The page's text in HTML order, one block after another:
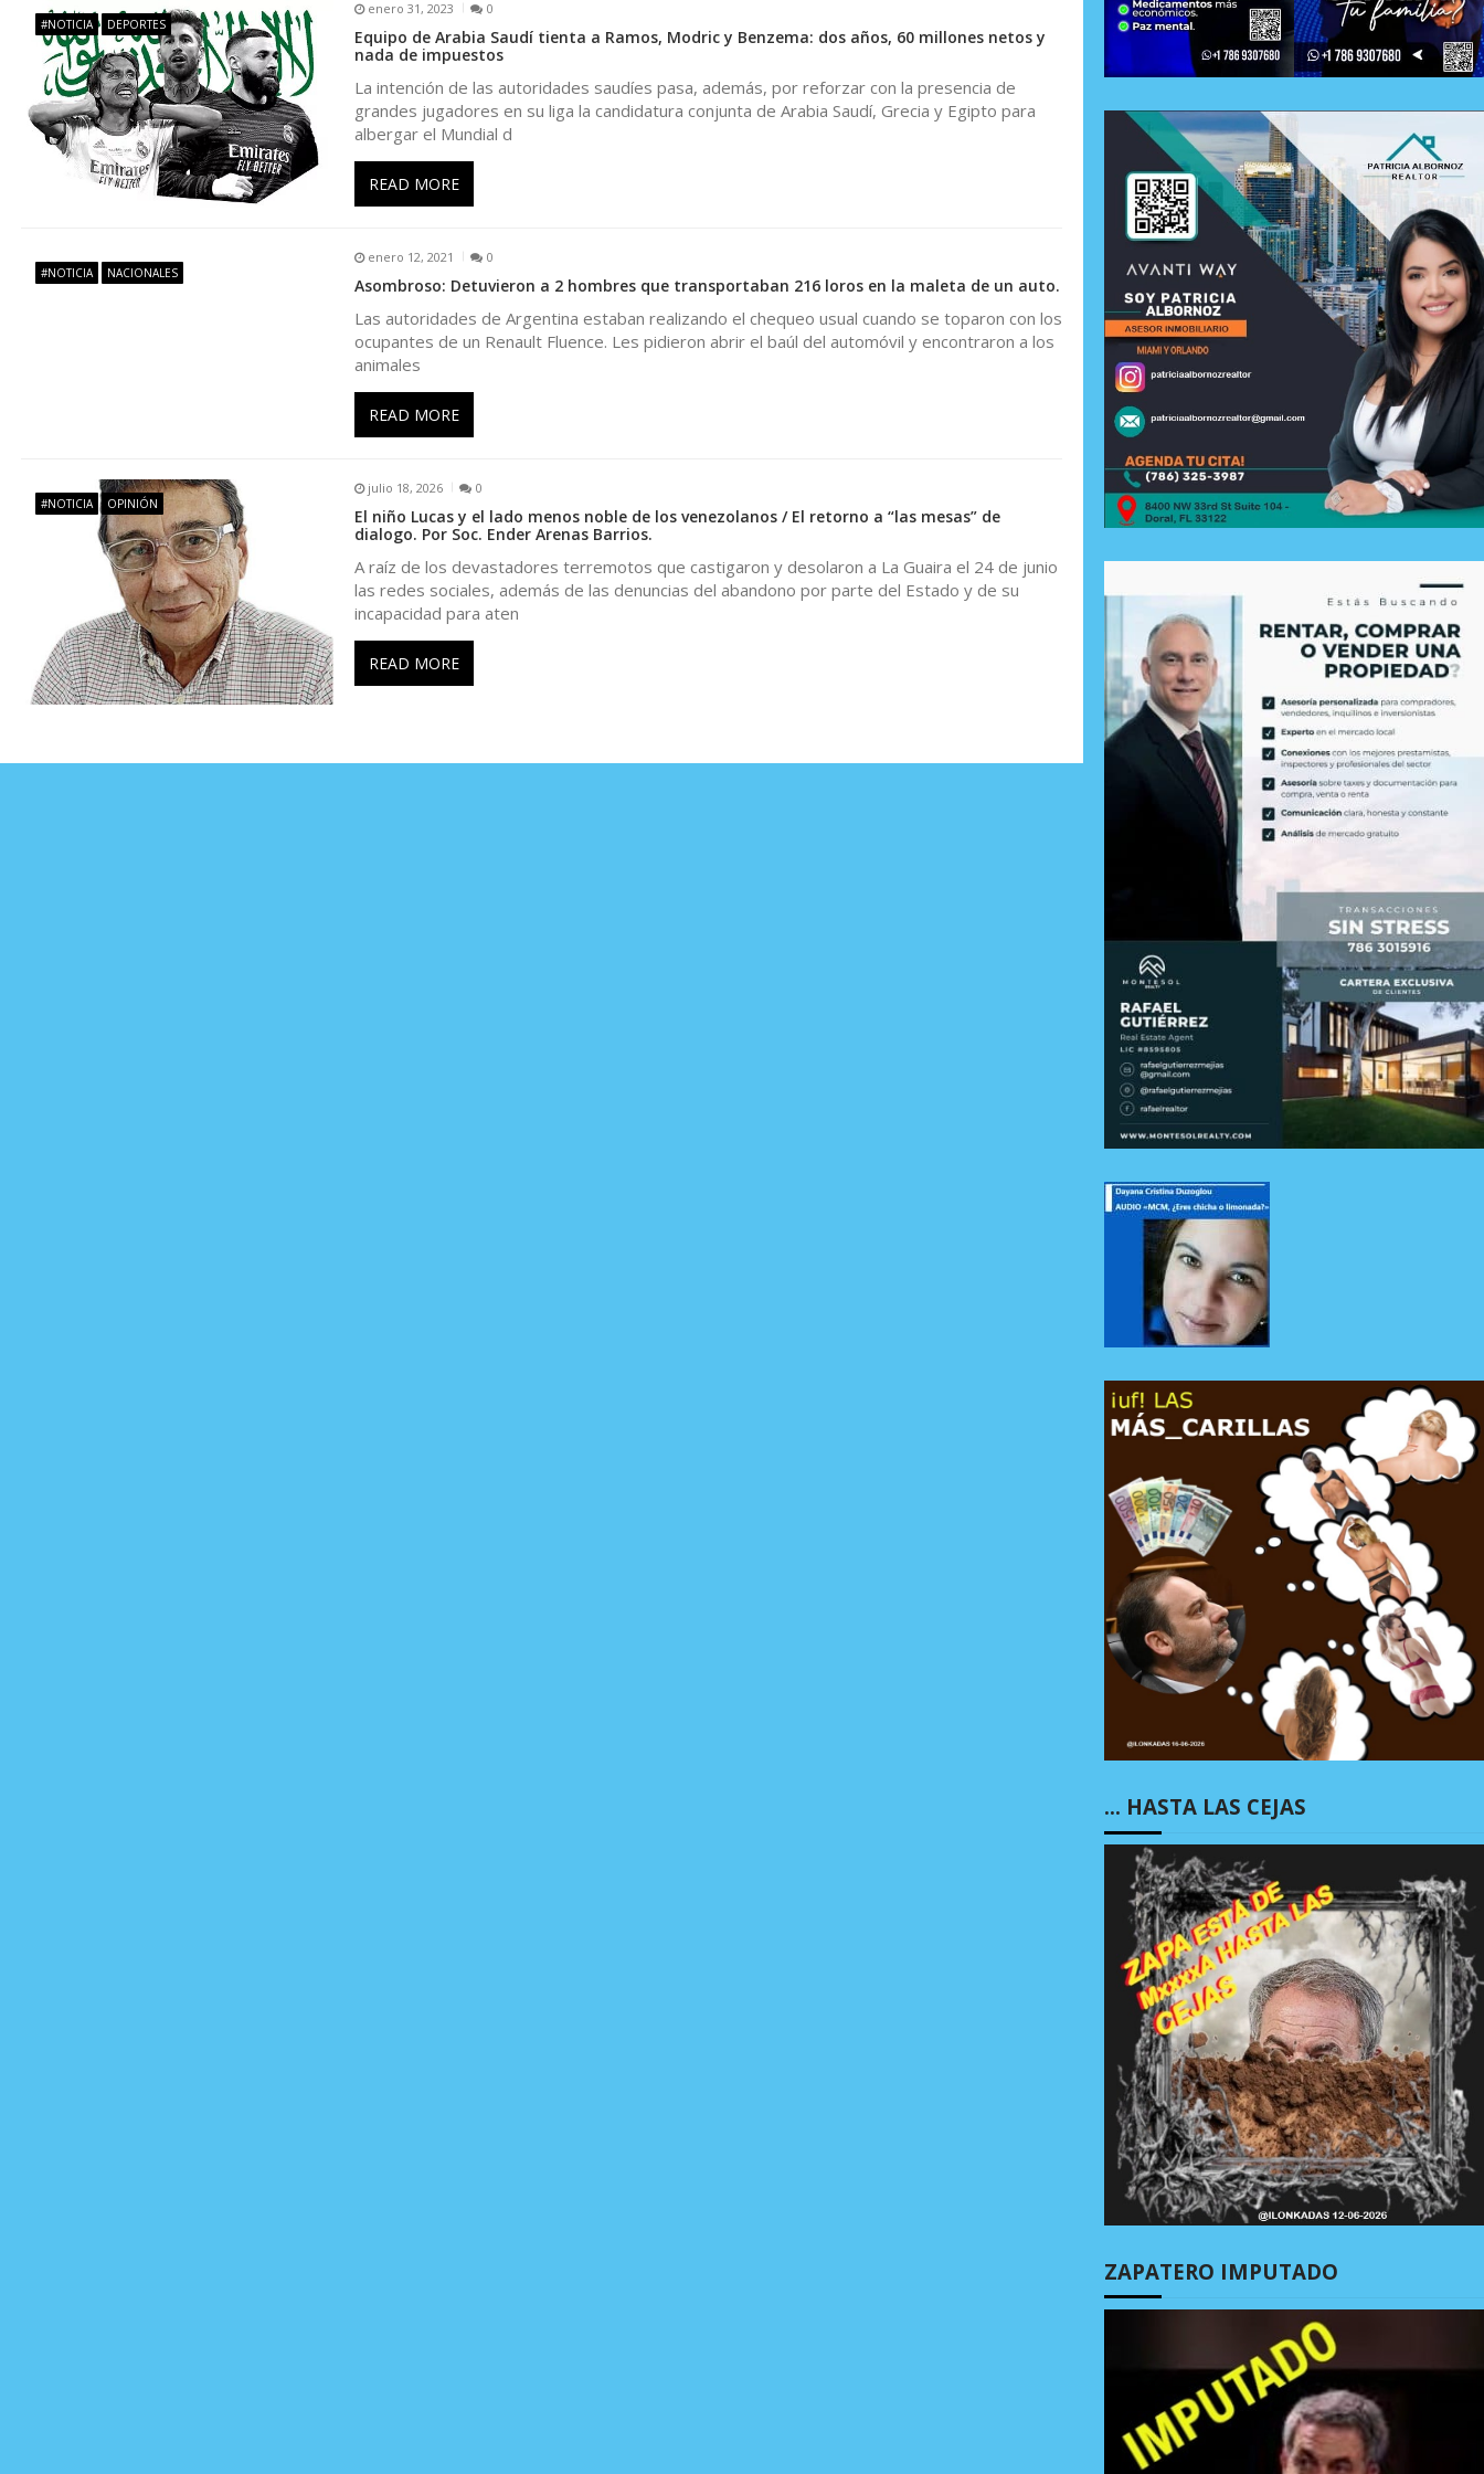
c
n
n
a
d
a
#NOTICIA DEPORTES
enero 31, 2023 0
Equipo de Arabia Saudí tienta a Ramos, Modric y Benzema: dos años, 60 millones netos y
nada de impuestos
La intención de las autoridades saudíes pasa, además, por reforzar con la presencia de
grandes jugadores en su liga la candidatura conjunta de Arabia Saudí, Grecia y Egipto para
albergar el Mundial d
READ MORE
#NOTICIA NACIONALES
enero 12, 2021 0
Asombroso: Detuvieron a 2 hombres que transportaban 216 loros en la maleta de un auto.
Las autoridades de Argentina estaban realizando el chequeo usual cuando se toparon con los
ocupantes de un Renault Fluence. Les pidieron abrir el baúl del automóvil y encontraron a los
animales
READ MORE
#NOTICIA OPINIÓN
julio 18, 2026 0
El niño Lucas y el lado menos noble de los venezolanos / El retorno a “las mesas” de
dialogo. Por Soc. Ender Arenas Barrios.
A raíz de los devastadores terremotos que castigaron y desolaron a La Guaira el 24 de junio
las redes sociales, además de las denuncias del abandono por parte del Estado y de su
incapacidad para aten
READ MORE
… HASTA LAS CEJAS
ZAPATERO IMPUTADO